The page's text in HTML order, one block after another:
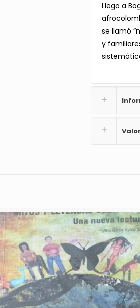
Llego a
se llamó
y